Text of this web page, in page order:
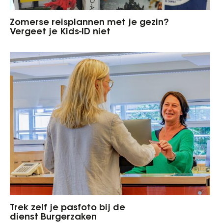
Zomerse reisplannen met je gezin?
Vergeet je Kids-ID niet
Trek zelf je pasfoto bij de
dienst Burgerzaken